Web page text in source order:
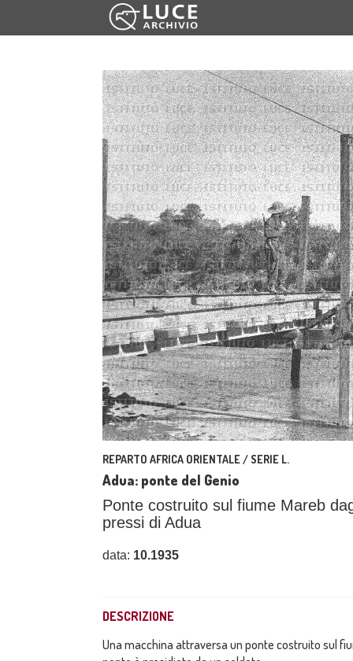
REPARTO AFRICA ORIENTALE / SERIE L.
Adua: ponte del Genio
Ponte costruito sul fiume Mareb
pressi di Adua
data: 10.1935
DESCRIZIONE
Una macchina attraversa un ponte costruito sul